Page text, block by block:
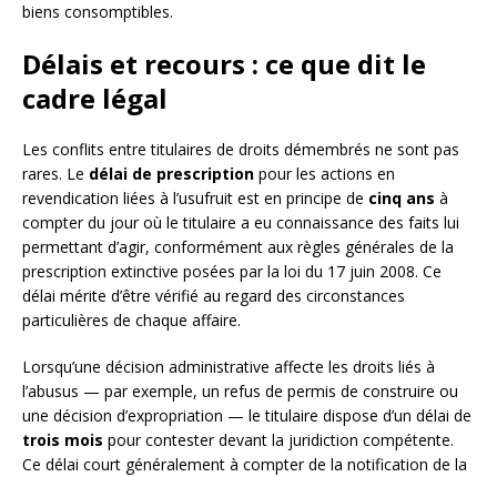
biens consomptibles.
Délais et recours : ce que dit le
cadre légal
Les conflits entre titulaires de droits démembrés ne sont pas
rares. Le délai de prescription pour les actions en
revendication liées à l’usufruit est en principe de cinq ans à
compter du jour où le titulaire a eu connaissance des faits lui
permettant d’agir, conformément aux règles générales de la
prescription extinctive posées par la loi du 17 juin 2008. Ce
délai mérite d’être vérifié au regard des circonstances
particulières de chaque affaire.
Lorsqu’une décision administrative affecte les droits liés à
l’abusus — par exemple, un refus de permis de construire ou
une décision d’expropriation — le titulaire dispose d’un délai de
trois mois pour contester devant la juridiction compétente.
Ce délai court généralement à compter de la notification de la